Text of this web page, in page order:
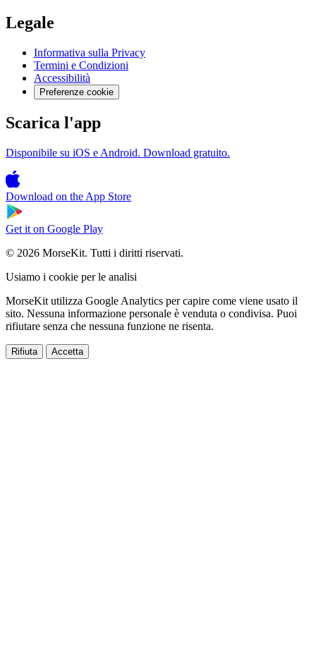
Legale
Informativa sulla Privacy
Termini e Condizioni
Accessibilità
Preferenze cookie
Scarica l'app
Disponibile su iOS e Android. Download gratuito.
Download on the App Store
Get it on Google Play
© 2026 MorseKit. Tutti i diritti riservati.
Usiamo i cookie per le analisi
MorseKit utilizza Google Analytics per capire come viene usato il
sito. Nessuna informazione personale è venduta o condivisa. Puoi
rifiutare senza che nessuna funzione ne risenta.
Rifiuta Accetta